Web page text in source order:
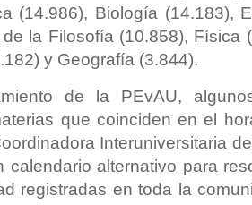
(14.986), Biología (14.183),
la Filosofía (10.858), Física
y Geografía (3.844).
de la PEvAU,
que coinciden en el
Interuniversitaria
calendario alternativo para
registradas en toda la